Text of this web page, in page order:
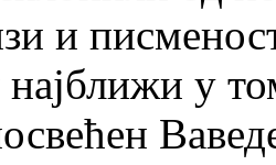
и
у